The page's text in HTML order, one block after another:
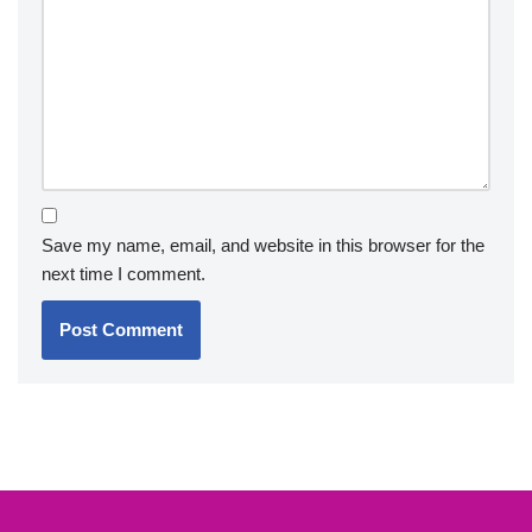
Save my name, email, and website in this browser for the
next time I comment.